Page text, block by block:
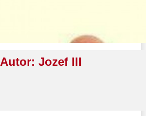
Autor: Jozef III